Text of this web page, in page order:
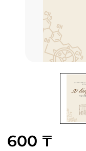
600 ₸